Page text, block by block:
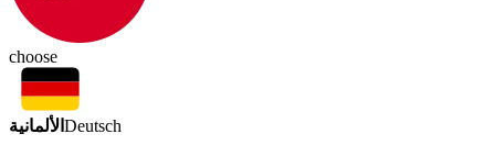
choose
الألمانية Deutsch